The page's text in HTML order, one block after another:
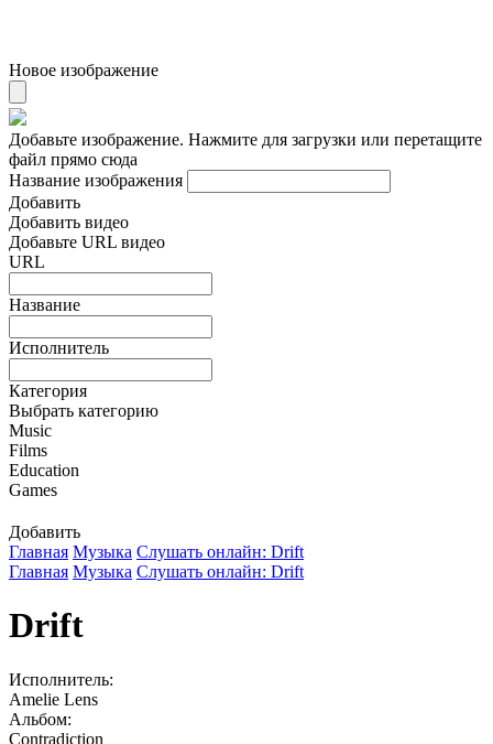
Новое изображение
Добавьте изображение. Нажмите для загрузки или перетащите
файл прямо сюда
Название изображения
Добавить
Добавить видео
Добавьте URL видео
URL
Название
Исполнитель
Категория
Выбрать категорию
Music
Films
Education
Games
Добавить
Главная Музыка Слушать онлайн: Drift
Главная Музыка Слушать онлайн: Drift
Drift
Исполнитель:
Amelie Lens
Альбом:
Contradiction